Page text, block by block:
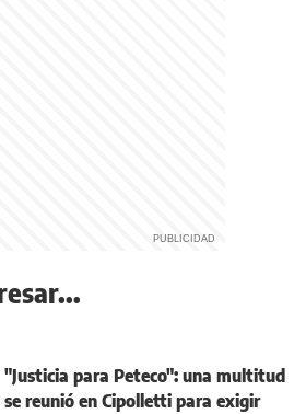
"Justicia para Peteco": una multitud
se reunió en Cipolletti para exigir